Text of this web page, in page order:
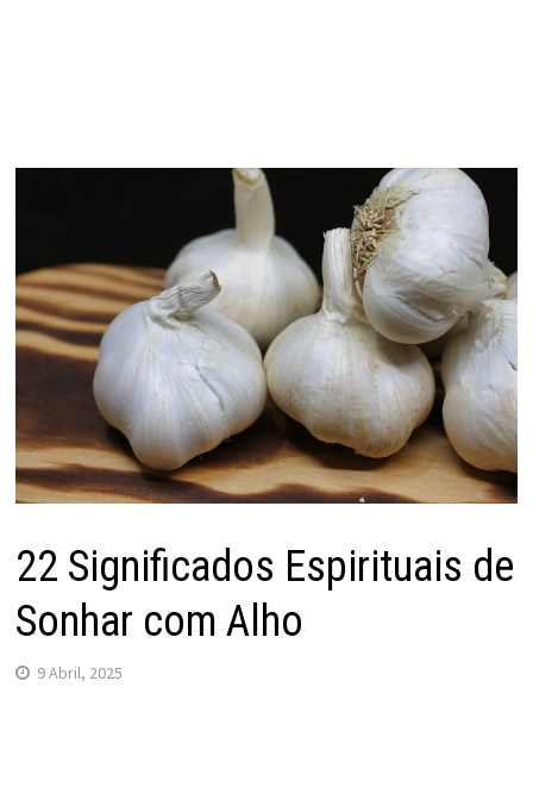
22 Significados Espirituais de
Sonhar com Alho
9 Abril, 2025